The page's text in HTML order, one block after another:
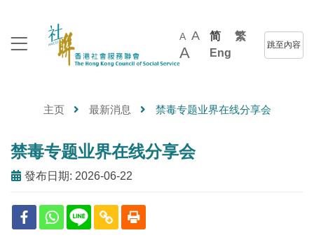
A A
A
简
繁
Eng
跳至內容
主页 最新消息 禁毒专题业界在线分享会
禁毒专题业界在线分享会
發布日期: 2026-06-22